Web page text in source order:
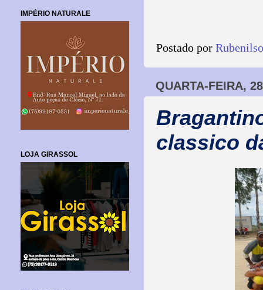
Postado por
QUARTA-FEIRA,
classico
IMPÉRIO NATURALE
LOJA GIRASSOL